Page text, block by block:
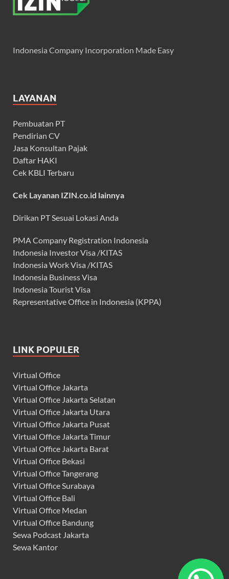
Indonesia Company Incorporation Made Easy
LAYANAN
Pembuatan PT
Pendirian CV
Jasa Konsultan Pajak
Daftar HAKI
Cek KBLI Terbaru
Cek Layanan IZIN.co.id lainnya
Dirikan PT Sesuai Lokasi Anda
PMA Company Registration Indonesia
Indonesia Investor Visa /KITAS
Indonesia Work Visa /KITAS
Indonesia Business Visa
Indonesia Tourist Visa
Representative Office in Indonesia (KPPA)
LINK POPULER
Virtual Office
Virtual Office Jakarta
Virtual Office Jakarta Selatan
Virtual Office Jakarta Utara
Virtual Office Jakarta Pusat
Virtual Office Jakarta Timur
Virtual Office Jakarta Barat
Virtual Office Bekasi
Virtual Office Tangerang
Virtual Office Surabaya
Virtual Office Bali
Virtual Office Medan
Virtual Office Bandung
Sewa Podcast Jakarta
Sewa Kantor